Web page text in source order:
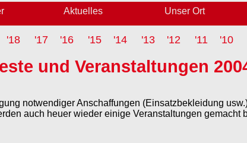
Aktuelles Unser Ort
'18 '17 '16 '15 '14 '13 '12 '11 '10
und Veranstaltungen
notwendiger Anschaffungen (Einsatzbekleidung
auch heuer wieder einige Veranstaltungen gemacht